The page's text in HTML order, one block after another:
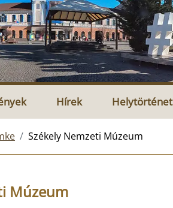
Hírek Helytörténet
Székely Nemzeti Múzeum
Múzeum